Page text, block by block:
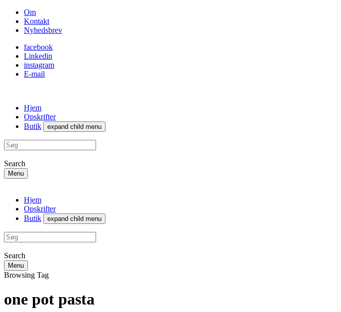
Om
Kontakt
Nyhedsbrev
facebook
Linkedin
instagram
E-mail
Hjem
Opskrifter
Butik
expand child menu
Search
Menu
Hjem
Opskrifter
Butik
expand child menu
Search
Menu
Browsing Tag
one pot pasta